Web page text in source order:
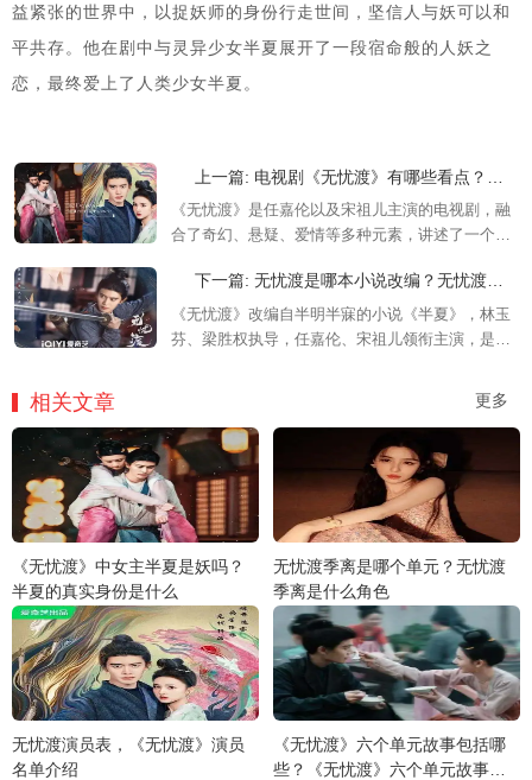
益紧张的世界中，以捉妖师的身份行走世间，坚信人与妖可以和
平共存。他在剧中与灵异少女‌半夏展开了一段宿命般的人妖之
恋，最终爱上了人类少女半夏。
上一篇: 电视剧《无忧渡》有哪些看点？《无忧渡》五大看点介绍
《无忧渡》是任嘉伦以及宋祖儿主演的电视剧，融
合了奇幻、悬疑、爱情等多种元素，讲述了一个人
一系列奇情悬案的故事，感兴趣的可以来看看五大
看点介绍！
下一篇: 无忧渡是哪本小说改编？无忧渡原著小说介绍
《无忧渡》改编自半明半寐的小说《半夏》，林玉
芬、梁胜权执导，任嘉伦、宋祖儿领衔主演，是一
相关文章 更多
《无忧渡》中女主半夏是妖吗？
半夏的真实身份是什么
无忧渡季离是哪个单元？无忧渡
季离是什么角色
无忧渡演员表，《无忧渡》演员
名单介绍
《无忧渡》六个单元故事包括哪
些？《无忧渡》六个单元故事详